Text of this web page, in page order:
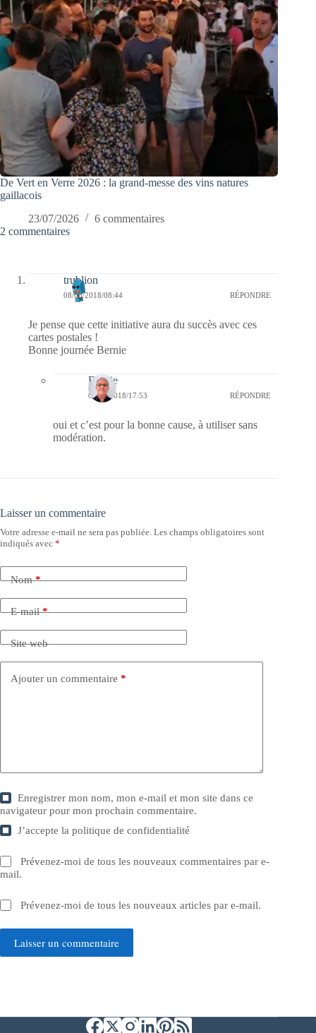
De Vert en Verre 2026 : la grand-messe des vins natures
gaillacois
23/07/2026
6 commentaires
2 commentaires
trublion
08/08/2018/08:44 RÉPONDRE
Je pense que cette initiative aura du succès avec ces
cartes postales !
Bonne journée Bernie
Bernie
08/08/2018/17:53 RÉPONDRE
oui et c’est pour la bonne cause, à utiliser sans
modération.
Laisser un commentaire
Votre adresse e-mail ne sera pas publiée. Les champs obligatoires sont
indiqués avec *
Nom*
E-mail*
Site web
Ajouter un commentaire *
Enregistrer mon nom, mon e-mail et mon site dans ce
navigateur pour mon prochain commentaire.
J’accepte lapolitique de confidentialité
Prévenez-moi de tous les nouveaux commentaires par e-
mail.
Prévenez-moi de tous les nouveaux articles par e-mail.
Laisser un commentaire